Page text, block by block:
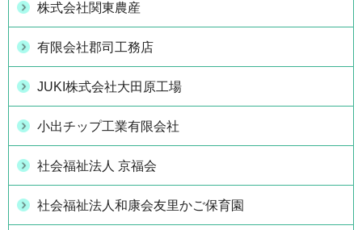
株式会社関東農産
有限会社郡司工務店
JUKI株式会社大田原工場
小出チップ工業有限会社
社会福祉法人 京福会
社会福祉法人和康会友里かご保育園